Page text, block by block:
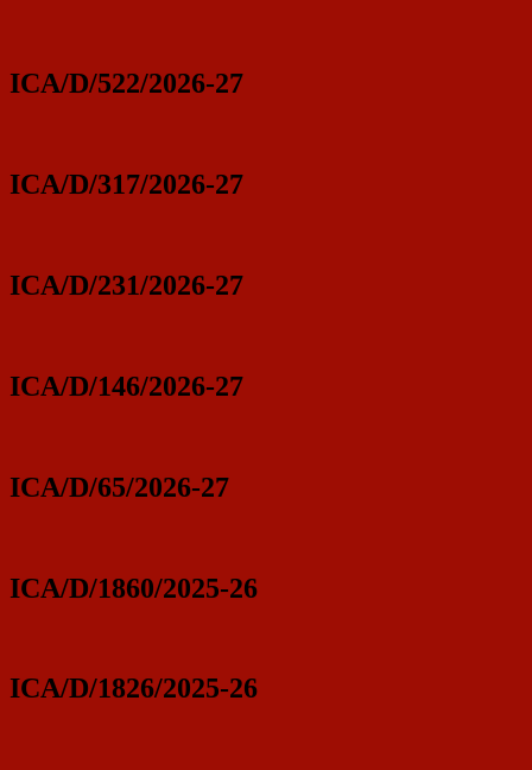
ICA/D/522/2026-27
ICA/D/317/2026-27
ICA/D/231/2026-27
ICA/D/146/2026-27
ICA/D/65/2026-27
ICA/D/1860/2025-26
ICA/D/1826/2025-26